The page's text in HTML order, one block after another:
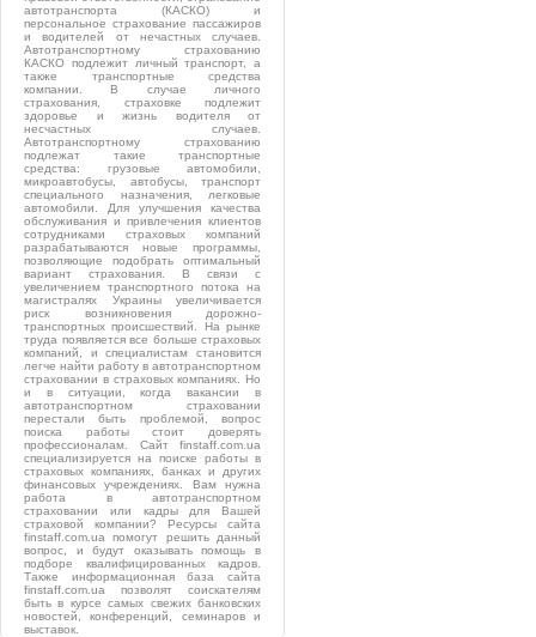
автотранспорта (КАСКО) и
персональное страхование пассажиров
и водителей от нечастных случаев.
Автотранспортному страхованию
КАСКО подлежит личный транспорт, а
также транспортные средства
компании. В случае личного
страхования, страховке подлежит
здоровье и жизнь водителя от
несчастных случаев.
Автотранспортному страхованию
подлежат такие транспортные
средства: грузовые автомобили,
микроавтобусы, автобусы, транспорт
специального назначения, легковые
автомобили. Для улучшения качества
обслуживания и привлечения клиентов
сотрудниками страховых компаний
разрабатываются новые программы,
позволяющие подобрать оптимальный
вариант страхования. В связи с
увеличением транспортного потока на
магистралях Украины увеличивается
риск возникновения дорожно-
транспортных происшествий. На рынке
труда появляется все больше страховых
компаний, и специалистам становится
легче найти работу в автотранспортном
страховании в страховых компаниях. Но
и в ситуации, когда вакансии в
автотранспортном страховании
перестали быть проблемой, вопрос
поиска работы стоит доверять
профессионалам. Сайт finstaff.com.ua
специализируется на поиске работы в
страховых компаниях, банках и других
финансовых учреждениях. Вам нужна
работа в автотранспортном
страховании или кадры для Вашей
страховой компании? Ресурсы сайта
finstaff.com.ua помогут решить данный
вопрос, и будут оказывать помощь в
подборе квалифицированных кадров.
Также информационная база сайта
finstaff.com.ua позволят соискателям
быть в курсе самых свежих банковских
новостей, конференций, семинаров и
выставок.